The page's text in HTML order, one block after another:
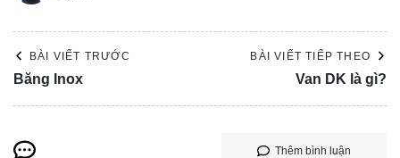
BÀI VIẾT TRƯỚC
Băng Inox
BÀI VIẾT TIẾP THEO
Van DK là gì?
Thêm bình luận